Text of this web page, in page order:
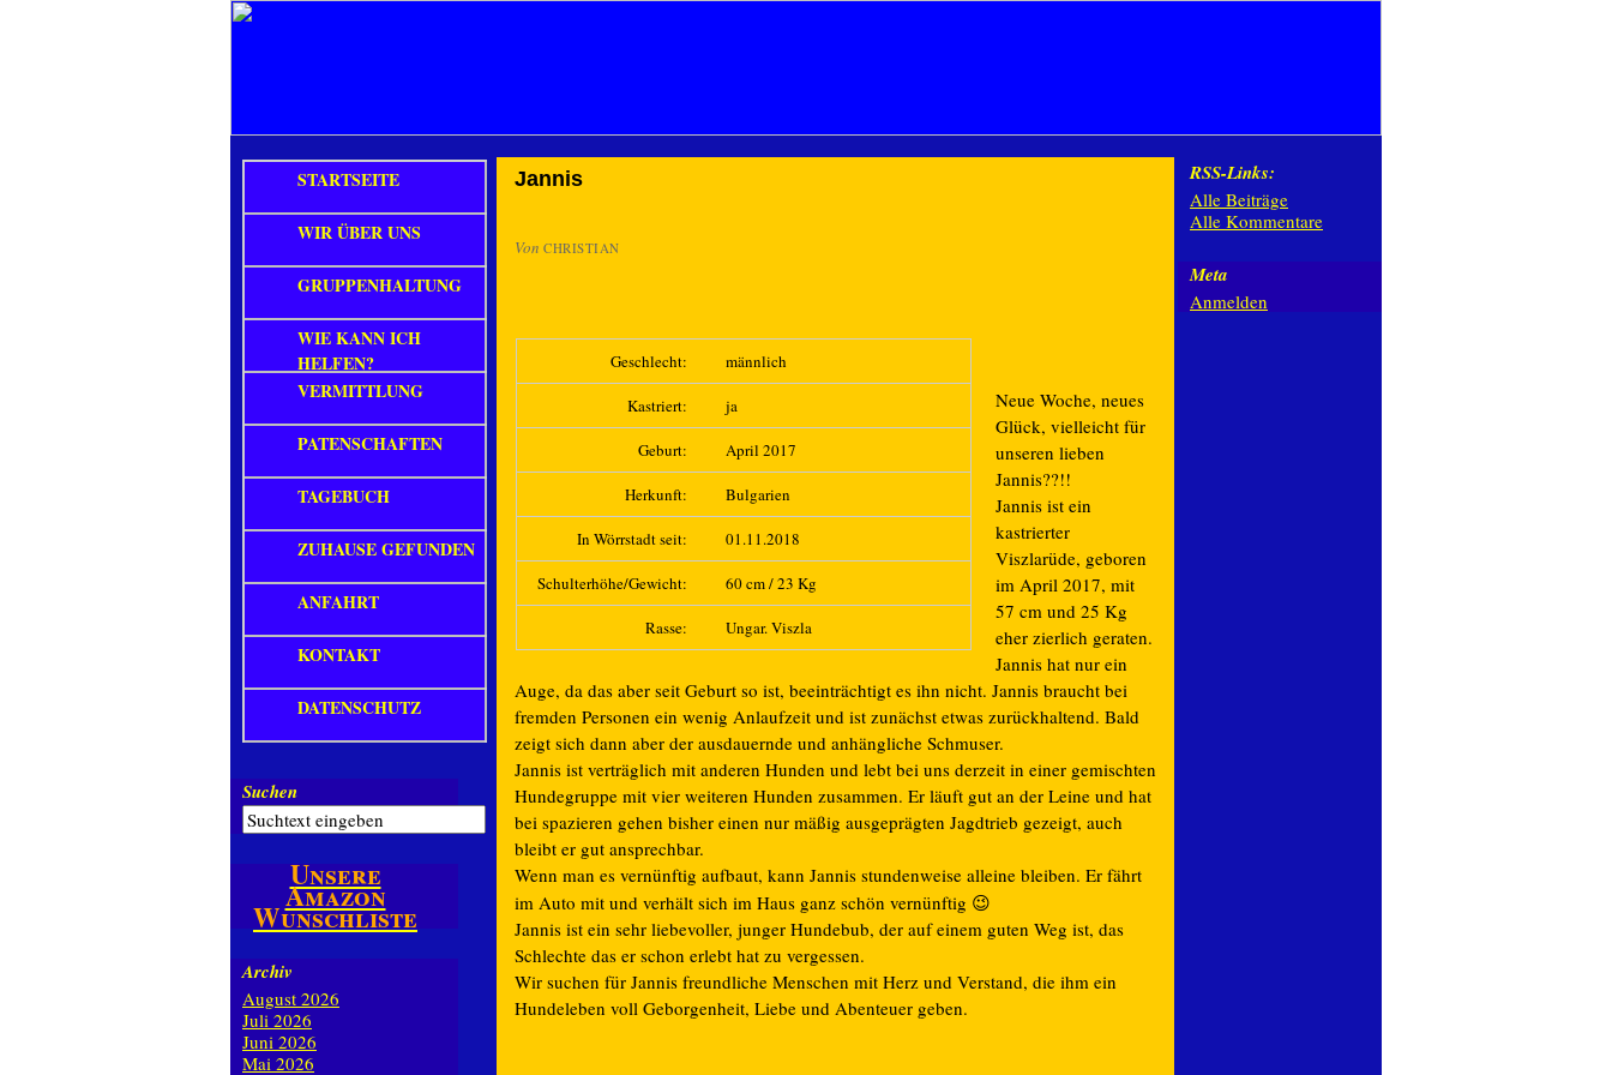
Jannis
Von CHRISTIAN
Geschlecht: männlich
Kastriert: ja
Geburt: April 2017
Herkunft: Bulgarien
In Wörrstadt seit: 01.11.2018
Schulterhöhe/Gewicht: 60 cm / 23 Kg
Rasse: Ungar. Viszla
Neue Woche, neues
Glück, vielleicht für
unseren lieben
Jannis??!!
Jannis ist ein
kastrierter
Viszlarüde, geboren
im April 2017, mit
57 cm und 25 Kg
eher zierlich geraten.
Jannis hat nur ein
Auge, da das aber seit Geburt so ist, beeinträchtigt es ihn nicht. Jannis braucht bei
fremden Personen ein wenig Anlaufzeit und ist zunächst etwas zurückhaltend. Bald
zeigt sich dann aber der ausdauernde und anhängliche Schmuser.
Jannis ist verträglich mit anderen Hunden und lebt bei uns derzeit in einer gemischten
Hundegruppe mit vier weiteren Hunden zusammen. Er läuft gut an der Leine und hat
bei spazieren gehen bisher einen nur mäßig ausgeprägten Jagdtrieb gezeigt, auch
bleibt er gut ansprechbar.
Wenn man es vernünftig aufbaut, kann Jannis stundenweise alleine bleiben. Er fährt
im Auto mit und verhält sich im Haus ganz schön vernünftig 😉
Jannis ist ein sehr liebevoller, junger Hundebub, der auf einem guten Weg ist, das
Schlechte das er schon erlebt hat zu vergessen.
Wir suchen für Jannis freundliche Menschen mit Herz und Verstand, die ihm ein
Hundeleben voll Geborgenheit, Liebe und Abenteuer geben.
STARTSEITE
WIR ÜBER UNS
GRUPPENHALTUNG
WIE KANN ICH
HELFEN?
VERMITTLUNG
PATENSCHAFTEN
TAGEBUCH
ZUHAUSE GEFUNDEN
ANFAHRT
KONTAKT
DATENSCHUTZ
Suchen
Unsere
Amazon
Wunschliste
Archiv
August 2026
Juli 2026
Juni 2026
Mai 2026
RSS-Links:
Alle Beiträge
Alle Kommentare
Meta
Anmelden